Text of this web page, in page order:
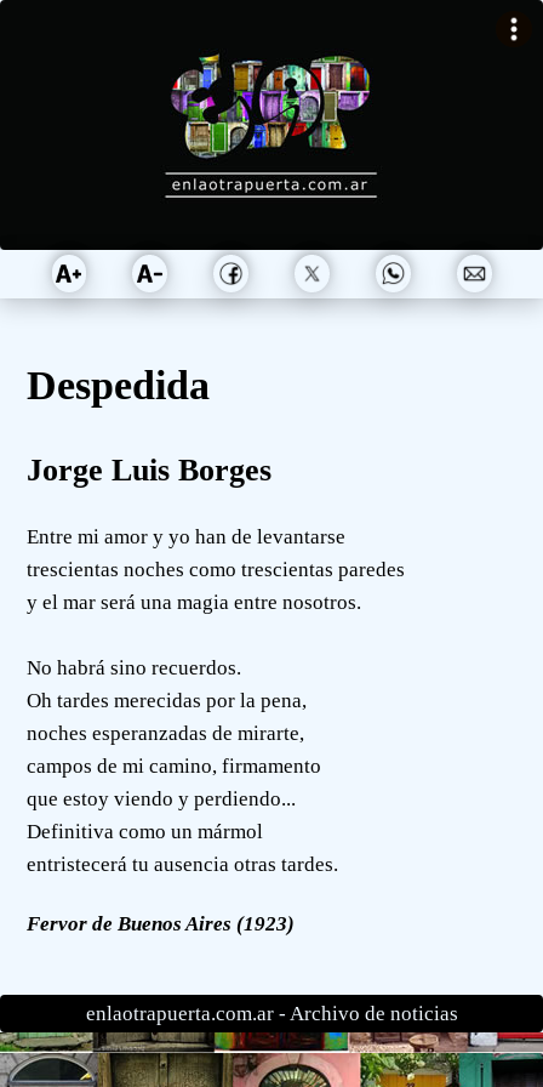
Despedida
Jorge Luis Borges
Entre mi amor y yo han de levantarse
trescientas noches como trescientas paredes
y el mar será una magia entre nosotros.
No habrá sino recuerdos.
Oh tardes merecidas por la pena,
noches esperanzadas de mirarte,
campos de mi camino, firmamento
que estoy viendo y perdiendo...
Definitiva como un mármol
entristecerá tu ausencia otras tardes.
Fervor de Buenos Aires (1923)
enlaotrapuerta.com.ar - Archivo de noticias